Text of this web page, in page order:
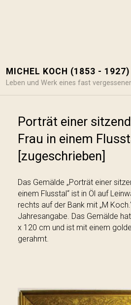
MICHEL KOCH (1853 - 1927)
Leben und Werk eines fast
Porträt einer
Frau in einem
[zugeschrieben]
Das Gemälde „Porträt einer
einem Flusstal“ ist in Öl auf
rechts auf der Bank mit „M
Jahresangabe. Das Gemälde
x 120 cm und ist mit einem
gerahmt.